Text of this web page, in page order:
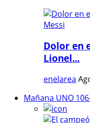
Dolor en
Lionel...
enelarea
Mañana UNO